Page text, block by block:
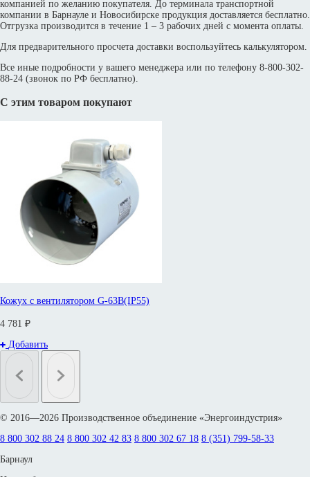
компанией по желанию покупателя. До терминала транспортной
компании в Барнауле и Новосибирске продукция доставляется бесплатно.
Отгрузка производится в течение 1 – 3 рабочих дней с момента оплаты.
Для предварительного просчета доставки воспользуйтесь калькулятором.
Все иные подробности у вашего менеджера или по телефону 8-800-302-
88-24 (звонок по РФ бесплатно).
С этим товаром покупают
Кожух с вентилятором G-63B(IP55)
4 781 ₽
Добавить
© 2016—2026 Производственное объединение «Энергоиндустрия»
8 800 302 88 24 8 800 302 42 83 8 800 302 67 18 8 (351) 799-58-33
Барнаул